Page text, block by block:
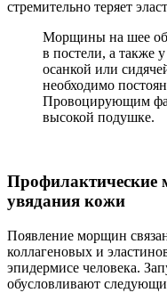
стремительно теряет
Морщины на шее
в постели, а также
осанкой или
необходимо
Провоцирующим
высокой подушке.
Профилактические
увядания кожи
Появление морщин
коллагеновых и
эпидермисе человека.
обусловливают